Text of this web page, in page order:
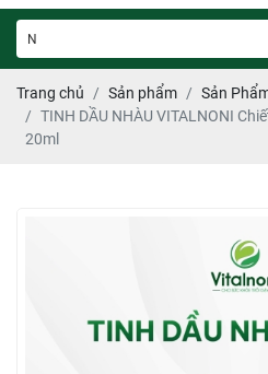
Trang chủ Sản phẩm
Sản
TINH DẦU NHÀU VITALNONI
20ml